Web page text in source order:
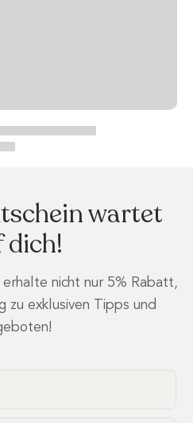
wartet
dich!
nicht nur 5% Rabatt,
zu exklusiven Tipps und